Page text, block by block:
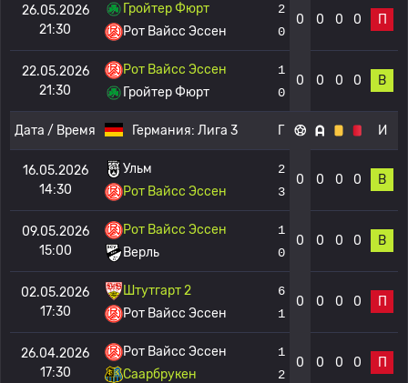
26.05.2026
21:30
Гройтер Фюрт
Рот Вайсс Эссен
2
0
0 0 0 0 П
22.05.2026
21:30
Рот Вайсс Эссен
Гройтер Фюрт
1
0
0 0 0 0 В
Дата / Время Германия: Лига 3 Г И
16.05.2026
14:30
Ульм
Рот Вайсс Эссен
2
3
0 0 0 0 В
09.05.2026
15:00
Рот Вайсс Эссен
Верль
1
0
0 0 0 0 В
02.05.2026
17:30
Штутгарт 2
Рот Вайсс Эссен
6
1
0 0 0 0 П
26.04.2026
17:30
Рот Вайсс Эссен
Саарбрукен
1
2
0 0 0 0 П